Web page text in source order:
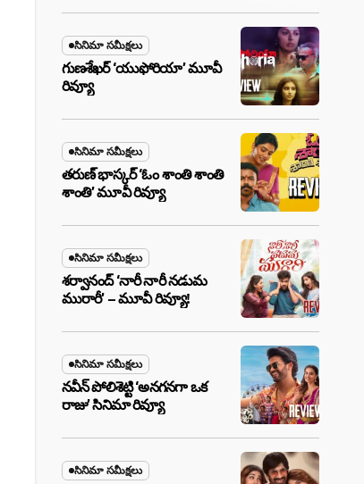
సినిమా సమీక్షలు
గుణశేఖర్ ‘యుఫోరియా’ మూవీ
రివ్యూ
సినిమా సమీక్షలు
తరుణ్ భాస్కర్ ‘ఓం శాంతి శాంతి
శాంతి’ మూవీ రివ్యూ
సినిమా సమీక్షలు
శర్వానంద్ ‘నారీ నారీ నడుమ
మురారీ’ – మూవీ రివ్యూ!
సినిమా సమీక్షలు
నవీన్ పోలిశెట్టి ‘అనగనగా ఒక
రాజు’ సినిమా రివ్యూ
సినిమా సమీక్షలు